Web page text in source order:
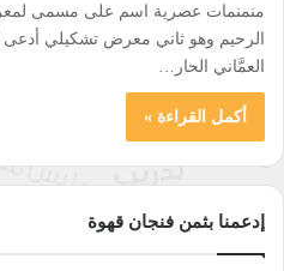
منمنمات عصرية اسم على مسمى
الرحيم وهو ثاني معرض تشكيلي
العمَّاني الحار…
أكمل القراءة »
إدعمنا بثمن فنجان قهوة